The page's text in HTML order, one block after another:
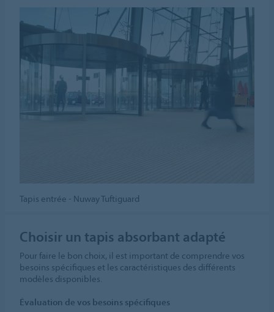
Tapis entrée - Nuway Tuftiguard
Choisir un tapis absorbant adapté
Pour faire le bon choix, il est important de comprendre vos
besoins spécifiques et les caractéristiques des différents
modèles disponibles.
Évaluation de vos besoins spécifiques